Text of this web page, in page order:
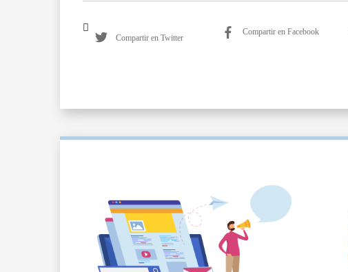
Compartir en Twitter
Compartir en Facebook